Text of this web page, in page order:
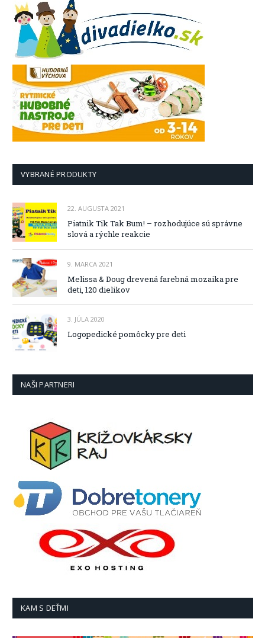
VYBRANÉ PRODUKTY
22. AUGUSTA 2021
Piatnik Tik Tak Bum! – rozhodujúce sú správne
slová a rýchle reakcie
9. MARCA 2021
Melissa & Doug drevená farebná mozaika pre
deti, 120 dielikov
3. JÚLA 2020
Logopedické pomôcky pre deti
NAŠI PARTNERI
KAM S DEŤMI